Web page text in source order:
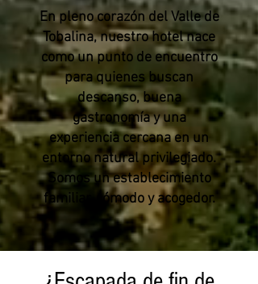
En pleno corazón del Valle de
Tobalina, nuestro hotel nace
como un punto de encuentro
para quienes buscan
descanso, buena
gastronomía y una
experiencia cercana en un
entorno natural privilegiado.
Somos un establecimiento
familiar, cómodo y acogedor.